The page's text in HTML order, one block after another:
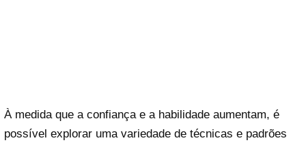
À medida que a confiança e a habilidade aumentam, é
possível explorar uma variedade de técnicas e padrões